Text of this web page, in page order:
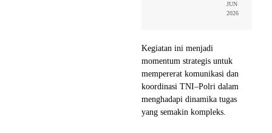
JUN
2026
Kegiatan ini menjadi
momentum strategis untuk
mempererat komunikasi dan
koordinasi TNI–Polri dalam
menghadapi dinamika tugas
yang semakin kompleks.